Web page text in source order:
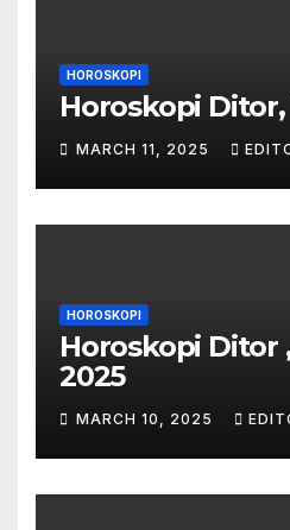
HOROSKOPI
Horoskopi Ditor,
MARCH 11, 2025
HOROSKOPI
Horoskopi Ditor
2025
MARCH 10, 2025